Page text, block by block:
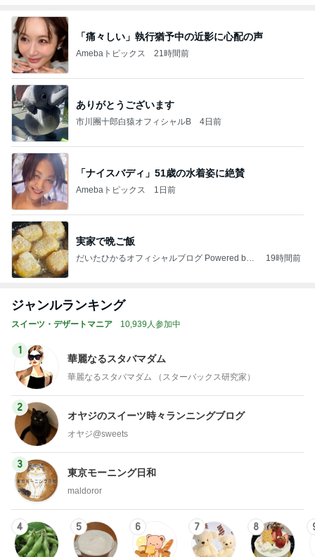
「痛々しい」執行猶予中の近影に心配の声
Amebaトピックス 21時間前
ありがとうございます
市川團十郎白猿オフィシャルB 4日前
「ナイスバディ」51歳の水着姿に絶賛
Amebaトピックス 1日前
実家で晩ご飯
だいたひかるオフィシャルブログ Powered by
19時間前
ジャンルランキング
スイーツ・デザートマニア 10,939人参加中
1
華麗なるスタバマダム
華麗なるスタバマダム （スターバックス研究家）
2
オヤジのスイーツ時々ランニングブログ
オヤジ@sweets
3
東京モーニング日和
maldoror
4 5 6 7 8